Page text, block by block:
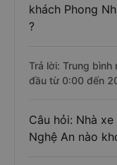
khách Phong
?
Trả lời: Trung
đầu từ 0:00 đến
Câu hỏi: Nhà
Nghệ An nào